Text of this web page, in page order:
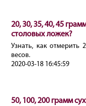
20, 30, 35, 40, 45
столовых ложек?
Узнать, как отмерить
весов.
2020-03-18 16:45:59
50, 100, 200 грамм